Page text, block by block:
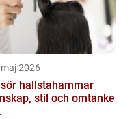
2026
hallstahammar
stil och omtanke